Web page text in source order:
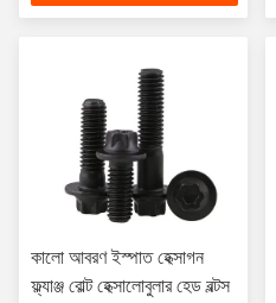
কালো আবরণ ইস্পাত হেক্সাগন
ফ্ল্যাঞ্জ বোল্ট হেক্সালোবুলার হেড বল্টস